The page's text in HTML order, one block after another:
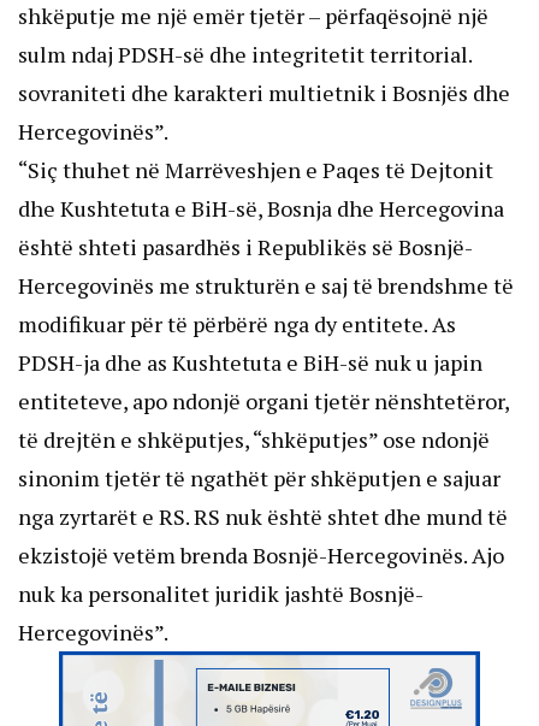
shkëputje me një emër tjetër – përfaqësojnë një
sulm ndaj PDSH-së dhe integritetit territorial.
sovraniteti dhe karakteri multietnik i Bosnjës dhe
Hercegovinës”.
“Siç thuhet në Marrëveshjen e Paqes të Dejtonit
dhe Kushtetuta e BiH-së, Bosnja dhe Hercegovina
është shteti pasardhës i Republikës së Bosnjë-
Hercegovinës me strukturën e saj të brendshme të
modifikuar për të përbërë nga dy entitete. As
PDSH-ja dhe as Kushtetuta e BiH-së nuk u japin
entiteteve, apo ndonjë organi tjetër nënshtetëror,
të drejtën e shkëputjes, “shkëputjes” ose ndonjë
sinonim tjetër të ngathët për shkëputjen e sajuar
nga zyrtarët e RS. RS nuk është shtet dhe mund të
ekzistojë vetëm brenda Bosnjë-Hercegovinës. Ajo
nuk ka personalitet juridik jashtë Bosnjë-
Hercegovinës”.